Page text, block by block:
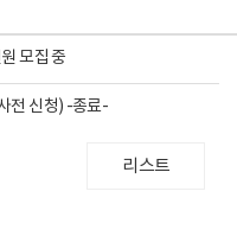
모집 중
전 신청) -종료-
리스트